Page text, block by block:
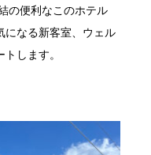
の便利なこのホテル
になる新客室、ウェル
します。